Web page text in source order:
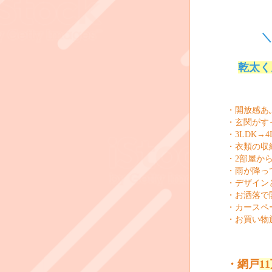
乾太
・開放感
・玄関が
・3LDK→4
・衣類の
・2部屋か
・雨が降
・デザイ
・お洒落
・カースペ
・お買い
・網戸